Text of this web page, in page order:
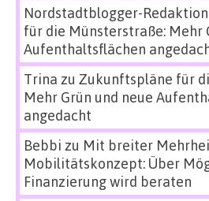
Nordstadtblogger-Redaktion
für die Münsterstraße: Mehr
Aufenthaltsflächen
Trina zu Zukunftspläne für
Mehr Grün und neue
angedacht
Bebbi zu Mit breiter
Mobilitätskonzept: Über
Finanzierung wird beraten